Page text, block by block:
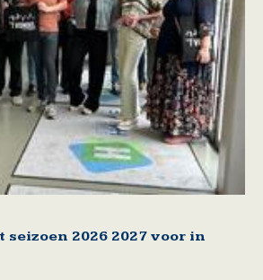
seizoen 2026 2027 voor in